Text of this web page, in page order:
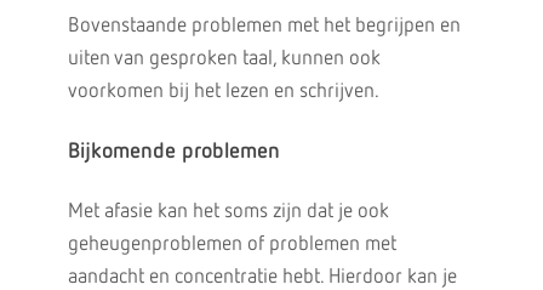
Bovenstaande problemen met het begrijpen en
uiten van gesproken taal, kunnen ook
voorkomen bij het lezen en schrijven.
Bijkomende problemen
Met afasie kan het soms zijn dat je ook
geheugenproblemen of problemen met
aandacht en concentratie hebt. Hierdoor kan je